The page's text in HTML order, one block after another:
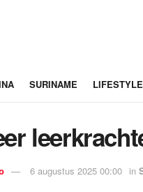
SURINAME LIFESTYLE
6 augustus 2025 00:00 in